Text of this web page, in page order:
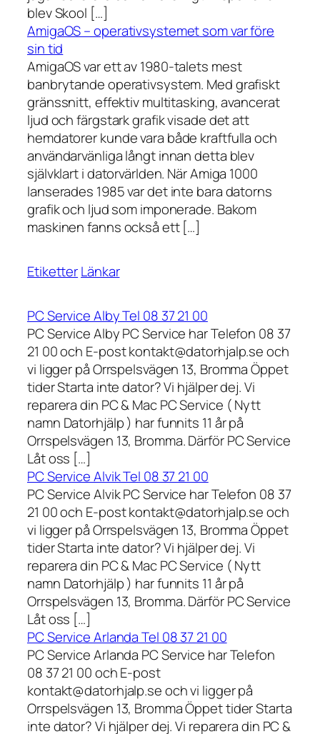
blev Skool […]
AmigaOS – operativsystemet som var före
sin tid
AmigaOS var ett av 1980-talets mest
banbrytande operativsystem. Med grafiskt
gränssnitt, effektiv multitasking, avancerat
ljud och färgstark grafik visade det att
hemdatorer kunde vara både kraftfulla och
användarvänliga långt innan detta blev
självklart i datorvärlden. När Amiga 1000
lanserades 1985 var det inte bara datorns
grafik och ljud som imponerade. Bakom
maskinen fanns också ett […]
EtiketterLänkar
PC Service Alby Tel 08 37 21 00
PC Service Alby PC Service har Telefon 08 37
21 00 och E-post kontakt@datorhjalp.se och
vi ligger på Orrspelsvägen 13, Bromma Öppet
tider Starta inte dator? Vi hjälper dej. Vi
reparera din PC & Mac PC Service ( Nytt
namn Datorhjälp ) har funnits 11 år på
Orrspelsvägen 13, Bromma. Därför PC Service
Låt oss […]
PC Service Alvik Tel 08 37 21 00
PC Service Alvik PC Service har Telefon 08 37
21 00 och E-post kontakt@datorhjalp.se och
vi ligger på Orrspelsvägen 13, Bromma Öppet
tider Starta inte dator? Vi hjälper dej. Vi
reparera din PC & Mac PC Service ( Nytt
namn Datorhjälp ) har funnits 11 år på
Orrspelsvägen 13, Bromma. Därför PC Service
Låt oss […]
PC Service Arlanda Tel 08 37 21 00
PC Service Arlanda PC Service har Telefon
08 37 21 00 och E-post
kontakt@datorhjalp.se och vi ligger på
Orrspelsvägen 13, Bromma Öppet tider Starta
inte dator? Vi hjälper dej. Vi reparera din PC &